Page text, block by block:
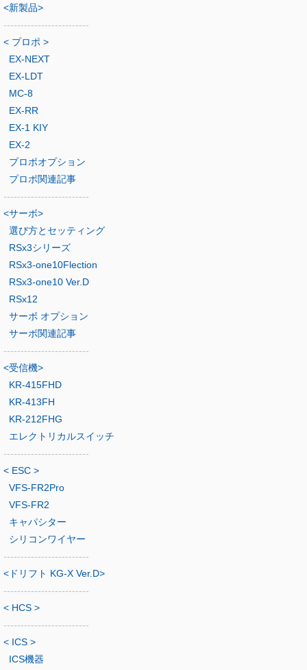
<新製品>
-------------------------
< プロポ >
EX-NEXT
EX-LDT
MC-8
EX-RR
EX-1 KIY
EX-2
プロポオプション
プロポ関連記事
-------------------------
<サーボ>
選び方とセッティング
RSx3シリーズ
RSx3-one10Flection
RSx3-one10 Ver.D
RSx12
サーボ オプション
サーボ関連記事
-------------------------
<受信機>
KR-415FHD
KR-413FH
KR-212FHG
エレクトリカルスイッチ
-------------------------
< ESC >
VFS-FR2Pro
VFS-FR2
キャパシター
シリコンワイヤー
-------------------------
<ドリフト KG-X Ver.D>
-------------------------
< HCS >
-------------------------
< ICS >
ICS機器